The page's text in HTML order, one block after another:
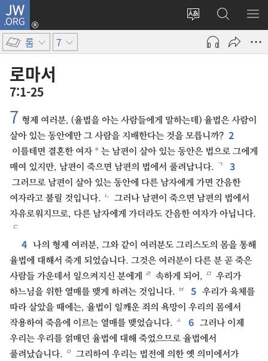
JW.ORG
사이트
언어
변경
로그인
(새로운
열기)
JW.ORG
검색
메
롬 7
로마서
7:1-25
7 형제 여러분, (율법을 아는 사람들에게 말하는데) 율법은 사람이
살아 있는 동안에만 그 사람을 지배한다는 것을 모릅니까? 2
이를테면 결혼한 여자 * 는 남편이 살아 있는 동안은 법으로 그에게
매여 있지만, 남편이 죽으면 남편의 법에서 풀려납니다. ㄱ 3
그러므로 남편이 살아 있는 동안에 다른 남자에게 가면 간음한
여자라고 불릴 것입니다. ㄴ 그러나 남편이 죽으면 남편의 법에서
자유로워지므로, 다른 남자에게 가더라도 간음한 여자가 아닙니다.
ㄷ
4 나의 형제 여러분, 그와 같이 여러분도 그리스도의 몸을 통해
율법에 대해서 죽게 되었습니다. 그것은 여러분이 다른 분 곧 죽은
사람들 가운데서 일으켜지신 분에게
ㄹ 속하게 되어, ㅁ 우리가
하느님을 위한 열매를 맺게 하려는 것입니다. ㅂ 5 우리가 육체를
따라 살았을 때에는, 율법이 일깨운 죄의 욕망이 우리의 몸에서
작용하여 죽음에 이르는 열매를 맺었습니다. ㅅ 6 그러나 이제
우리는 우리를 얽매던 율법에 대해 죽었으므로 율법에서
풀려났습니다. ㅇ 그리하여 우리는 법전에 의한 옛 의미에서가